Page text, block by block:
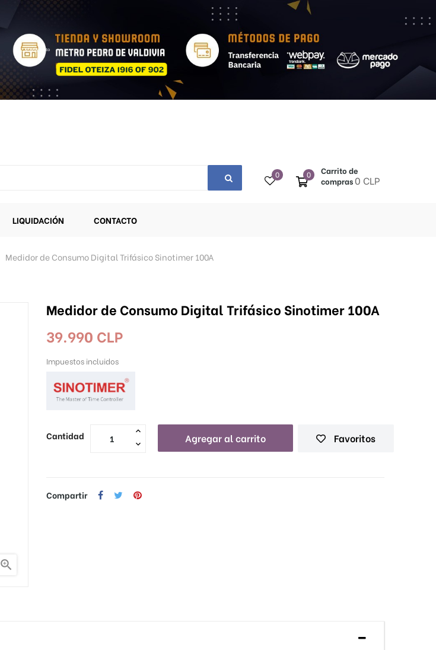
0
Carrito de
compras0 CLP
0
LIQUIDACIÓN CONTACTO
Medidor de Consumo Digital Trifásico Sinotimer 100A

Medidor de Consumo Digital Trifásico Sinotimer 100A
39.990 CLP
Impuestos incluidos
Cantidad Agregar al carrito Favoritos
Compartir